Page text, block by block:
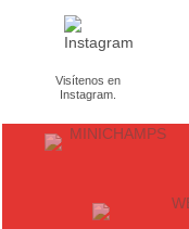
Visítenos en
Instagram.